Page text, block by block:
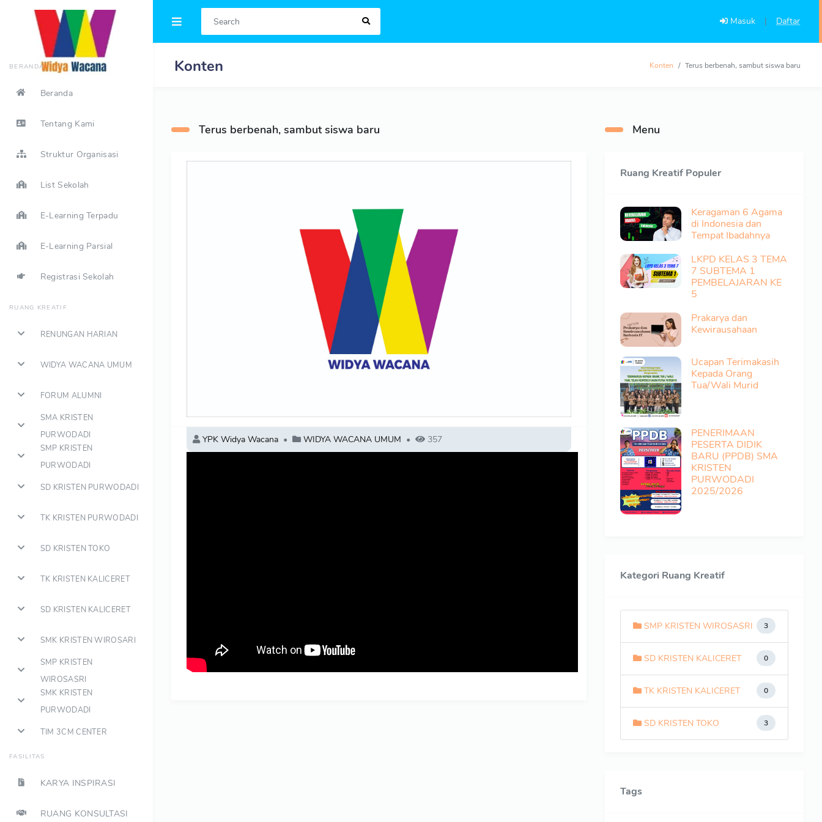
Masuk | Daftar
BERANDA
Beranda
Tentang Kami
Struktur Organisasi
List Sekolah
E-Learning Terpadu
E-Learning Parsial
Registrasi Sekolah
RUANG KREATIF
RENUNGAN HARIAN
WIDYA WACANA UMUM
FORUM ALUMNI
SMA KRISTEN
PURWODADI
SMP KRISTEN
PURWODADI
SD KRISTEN PURWODADI
TK KRISTEN PURWODADI
SD KRISTEN TOKO
TK KRISTEN KALICERET
SD KRISTEN KALICERET
SMK KRISTEN WIROSARI
SMP KRISTEN
WIROSASRI
SMK KRISTEN
PURWODADI
TIM 3CM CENTER
FASILITAS
KARYA INSPIRASI
RUANG KONSULTASI
Konten Konten Terus berbenah, sambut siswa baru
Terus berbenah, sambut siswa baru
YPK Widya Wacana WIDYA WACANA UMUM 357
Menu
Ruang Kreatif Populer
Keragaman 6 Agama
di Indonesia dan
Tempat Ibadahnya
LKPD KELAS 3 TEMA
7 SUBTEMA 1
PEMBELAJARAN KE
5
Prakarya dan
Kewirausahaan
Ucapan Terimakasih
Kepada Orang
Tua/Wali Murid
PENERIMAAN
PESERTA DIDIK
BARU (PPDB) SMA
KRISTEN
PURWODADI
2025/2026
Kategori Ruang Kreatif
SMP KRISTEN WIROSASRI 3
SD KRISTEN KALICERET 0
TK KRISTEN KALICERET 0
SD KRISTEN TOKO 3
Tags